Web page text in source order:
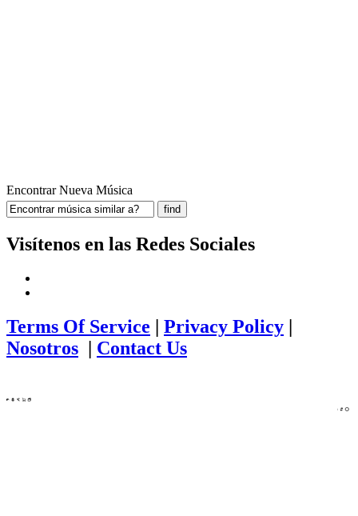
Encontrar Nueva Música
Visítenos en las Redes Sociales
Terms Of Service | Privacy Policy |
Nosotros | Contact Us